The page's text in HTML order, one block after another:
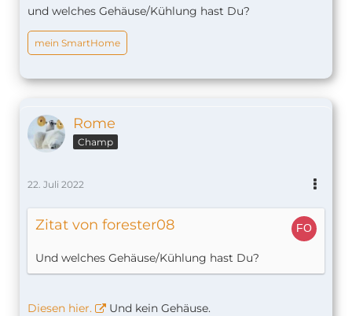
Temperaturen draußen auf max. 34 °C.
und welches Gehäuse/Kühlung hast Du?
mein SmartHome
Rome
Champ
22. Juli 2022
Zitat von forester08
Und welches Gehäuse/Kühlung hast Du?
Diesen hier. Und kein Gehäuse.